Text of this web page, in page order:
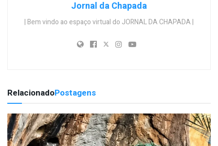
Jornal da Chapada
| Bem vindo ao espaço virtual do JORNAL DA CHAPADA |
RelacionadoPostagens